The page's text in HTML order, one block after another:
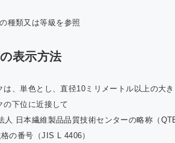
種類又は等級を参照
表示方法
は、単色とし、直径10ミリメートル以上の大
の下位に近接して
日本繊維製品品質技術センターの略称（
の番号（JIS L 4406）